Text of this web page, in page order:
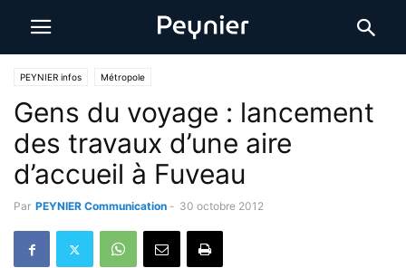
PEYNIER infos Métropole
Gens du voyage : lancement
des travaux d’une aire
d’accueil à Fuveau
Par PEYNIER Communication - 30 octobre 2012